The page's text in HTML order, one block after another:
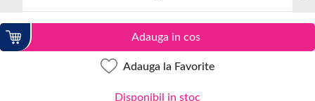
Adauga in cos
Adauga la Favorite
Disponibil in stoc